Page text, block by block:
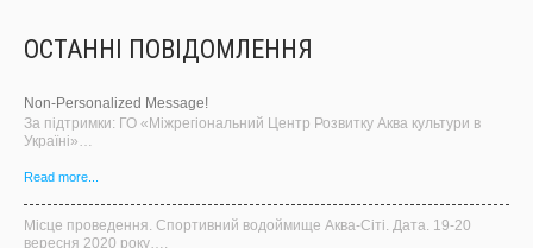
ОСТАННІ ПОВІДОМЛЕННЯ
Non-Personalized Message!
За підтримки: ГО «Міжрегіональний Центр Розвитку Аква культури в
Україні»…
Read more...
Місце проведення. Спортивний водоймище Аква-Сіті. Дата. 19-20
вересня 2020 року….